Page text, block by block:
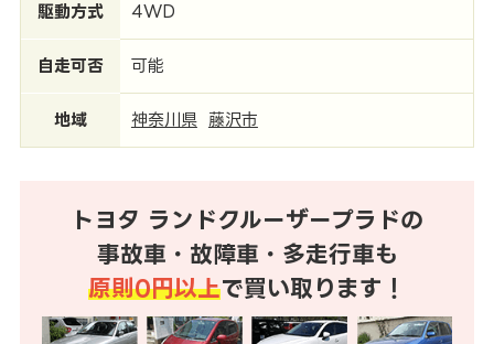
駆動方式 4WD
自走可否 可能
地域 神奈川県 藤沢市
トヨタ ランドクルーザープラドの
事故車・故障車・多走行車も
原則0円以上で買い取ります！